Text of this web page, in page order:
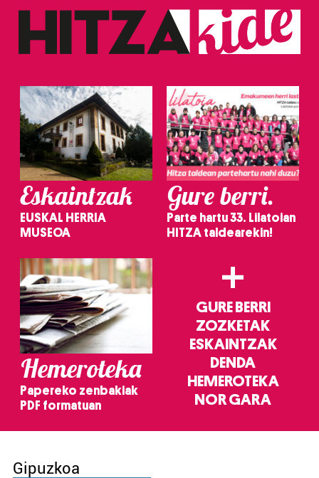
Eskaintzak
EUSKAL HERRIA
MUSEOA
Gure berri.
Parte hartu 33. Lilatoian
HITZA taldearekin!
Hemeroteka
Papereko zenbakiak
PDF formatuan
+
GURE BERRI
ZOZKETAK
ESKAINTZAK
DENDA
HEMEROTEKA
NOR GARA
Gipuzkoa